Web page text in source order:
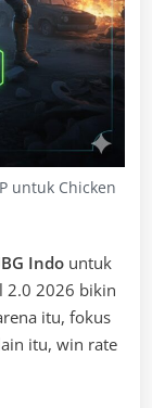
untuk Chicken
Indo untuk
2.0 2026 bikin
itu, fokus
itu, win rate